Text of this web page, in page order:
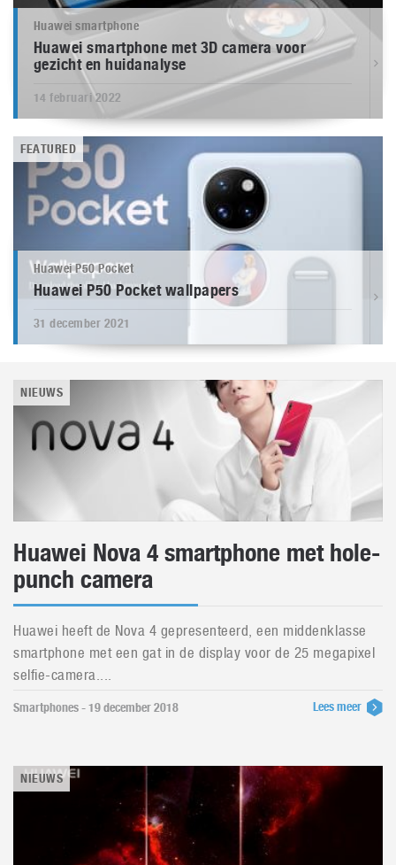
Huawei smartphone
Huawei smartphone met 3D camera voor
gezicht en huidanalyse
14 februari 2022
FEATURED
Huawei P50 Pocket
Huawei P50 Pocket wallpapers
31 december 2021
NIEUWS
Huawei Nova 4 smartphone met hole-
punch camera
Huawei heeft de Nova 4 gepresenteerd, een middenklasse
smartphone met een gat in de display voor de 25 megapixel
selfie-camera....
Smartphones - 19 december 2018 Lees meer
NIEUWS